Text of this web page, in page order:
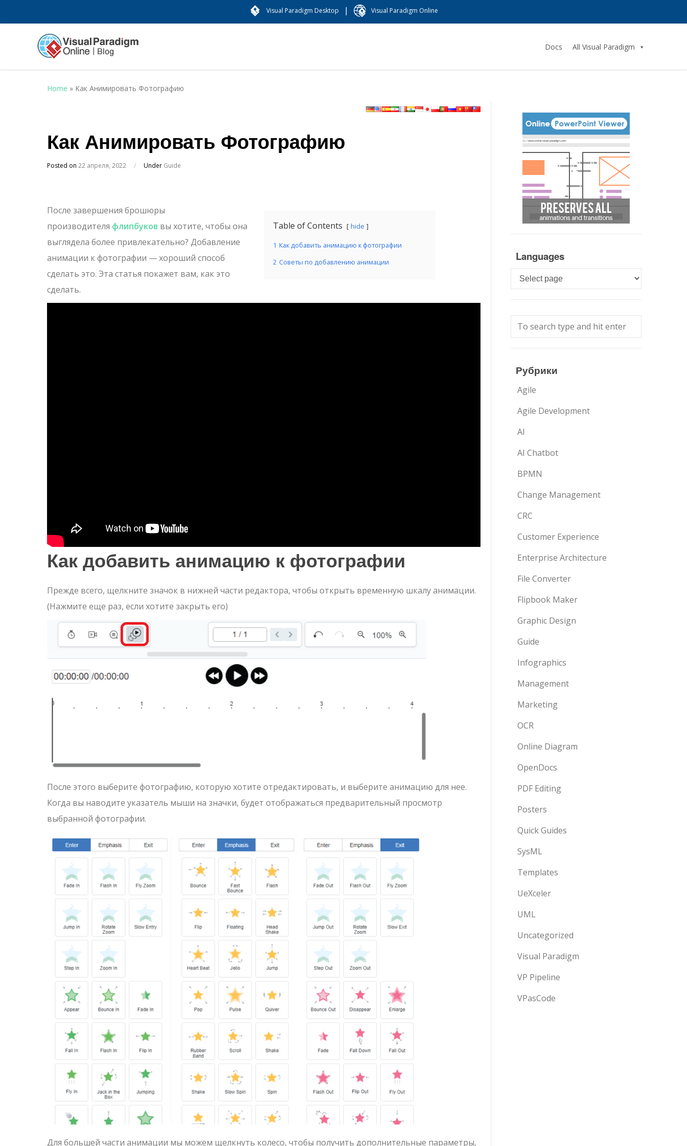
Visual Paradigm Desktop | Visual Paradigm Online
Docs All Visual Paradigm
Home » Как Анимировать Фотографию
Как Анимировать Фотографию
Posted on 22 апреля, 2022 / Under Guide
Table of Contents hide
1 Как добавить анимацию к фотографии
2 Советы по добавлению анимации
После завершения брошюры
производителя флипбуков вы хотите, чтобы она
выглядела более привлекательно? Добавление
анимации к фотографии — хороший способ
сделать это. Эта статья покажет вам, как это
сделать.
Как добавить анимацию к фотографии
Прежде всего, щелкните значок в нижней части редактора, чтобы открыть временную шкалу анимации.
(Нажмите еще раз, если хотите закрыть его)
После этого выберите фотографию, которую хотите отредактировать, и выберите анимацию для нее.
Когда вы наводите указатель мыши на значки, будет отображаться предварительный просмотр
выбранной фотографии.
Для большей части анимации мы можем щелкнуть колесо, чтобы получить дополнительные параметры,
Languages
Languages
Рубрики
Agile
Agile Development
AI
AI Chatbot
BPMN
Change Management
CRC
Customer Experience
Enterprise Architecture
File Converter
Flipbook Maker
Graphic Design
Guide
Infographics
Management
Marketing
OCR
Online Diagram
OpenDocs
PDF Editing
Posters
Quick Guides
SysML
Templates
UeXceler
UML
Uncategorized
Visual Paradigm
VP Pipeline
VPasCode